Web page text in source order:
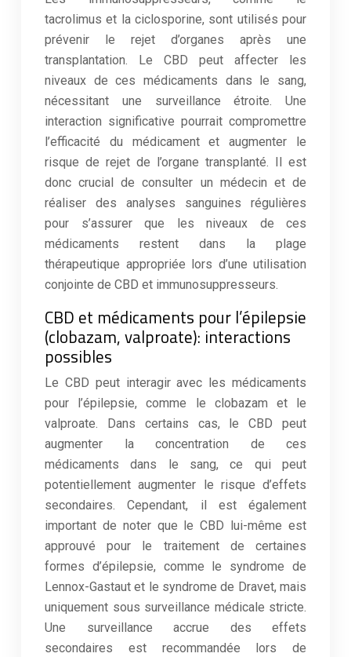
tacrolimus et la ciclosporine, sont utilisés pour
prévenir le rejet d’organes après une
transplantation. Le CBD peut affecter les
niveaux de ces médicaments dans le sang,
nécessitant une surveillance étroite. Une
interaction significative pourrait compromettre
l’efficacité du médicament et augmenter le
risque de rejet de l’organe transplanté. Il est
donc crucial de consulter un médecin et de
réaliser des analyses sanguines régulières
pour s’assurer que les niveaux de ces
médicaments restent dans la plage
thérapeutique appropriée lors d’une utilisation
conjointe de CBD et immunosuppresseurs.
CBD et médicaments pour l’épilepsie
(clobazam, valproate): interactions
possibles
Le CBD peut interagir avec les médicaments
pour l’épilepsie, comme le clobazam et le
valproate. Dans certains cas, le CBD peut
augmenter la concentration de ces
médicaments dans le sang, ce qui peut
potentiellement augmenter le risque d’effets
secondaires. Cependant, il est également
important de noter que le CBD lui-même est
approuvé pour le traitement de certaines
formes d’épilepsie, comme le syndrome de
Lennox-Gastaut et le syndrome de Dravet, mais
uniquement sous surveillance médicale stricte.
Une surveillance accrue des effets
secondaires est recommandée lors de